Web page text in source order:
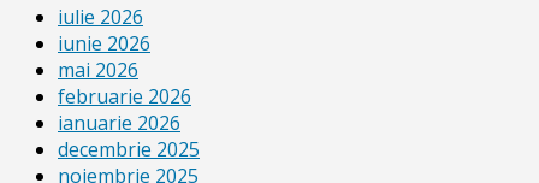
iulie 2026
iunie 2026
mai 2026
februarie 2026
ianuarie 2026
decembrie 2025
noiembrie 2025